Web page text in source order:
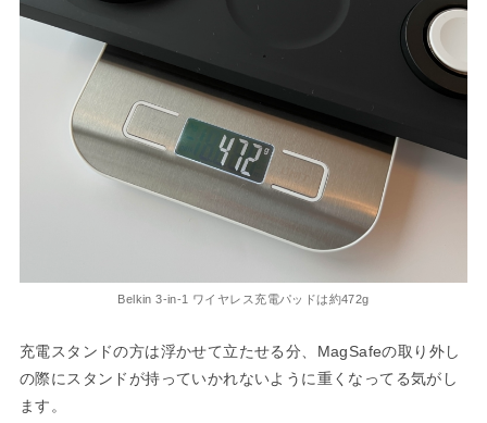
Belkin 3-in-1 ワイヤレス充電パッドは約472g
充電スタンドの方は浮かせて立たせる分、MagSafeの取り外し
の際にスタンドが持っていかれないように重くなってる気がし
ます。